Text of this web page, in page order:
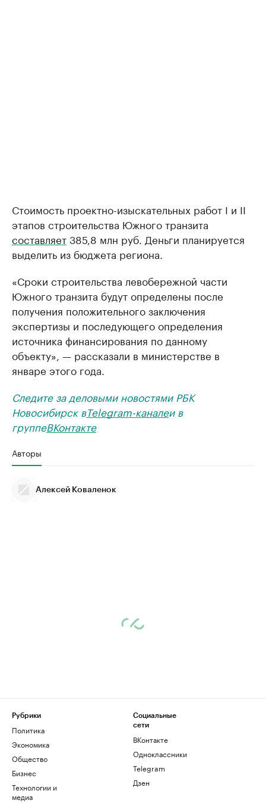
Стоимость проектно-изыскательных работ I и II
этапов строительства Южного транзита
составляет385,8 млн руб. Деньги планируется
выделить из бюджета региона.
«Сроки строительства левобережной части
Южного транзита будут определены после
получения положительного заключения
экспертизы и последующего определения
источника финансирования по данному
объекту», — рассказали в министерстве в
январе этого года.
Следите за деловыми новостями РБК
Новосибирск вTelegram-каналеи в
группеВКонтакте
Авторы
Алексей Коваленок
Рубрики
Политика
Экономика
Общество
Бизнес
Технологии и
медиа
Социальные
сети
ВКонтакте
Одноклассники
Telegram
Дзен